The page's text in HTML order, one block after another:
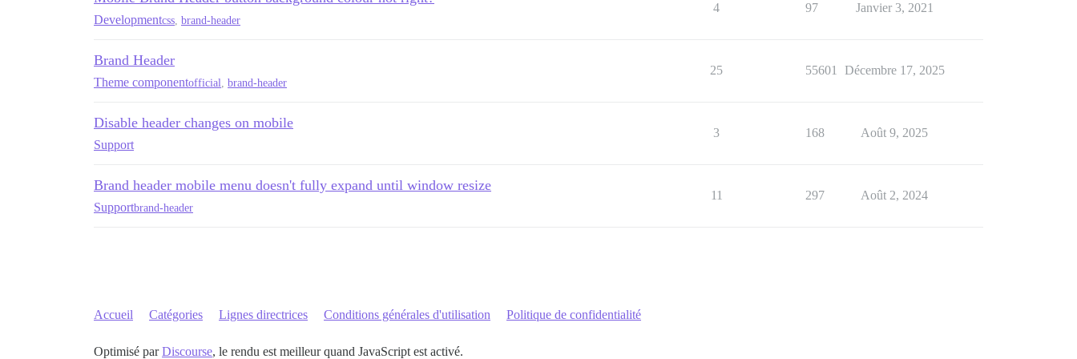
Developmentcss brand-header
4 97 Janvier 3, 2021
Brand Header
Theme componentofficial brand-header
25 55601 Décembre 17, 2025
Disable header changes on mobile
Support
3 168 Août 9, 2025
Brand header mobile menu doesn't fully expand until window resize
Supportbrand-header
11 297 Août 2, 2024
Accueil Catégories Lignes directrices Conditions générales d'utilisation Politique de confidentialité
Optimisé parDiscourse, le rendu est meilleur quand JavaScript est activé.